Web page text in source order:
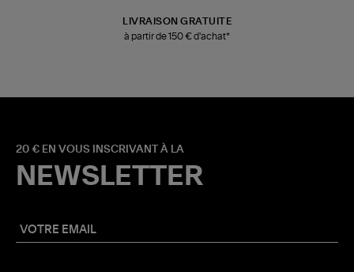
LIVRAISON GRATUITE
à partir de 150 € d'achat*
20 € EN VOUS INSCRIVANT À LA
NEWSLETTER